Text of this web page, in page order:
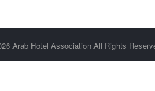
Arab Hotel Association All Rights